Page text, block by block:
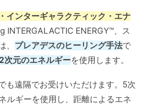
インターギャラクティック・エナ
INTERGALACTIC ENERGY™、ス
、 プレアデスのヒーリング手法で
次元のエネルギーを使用します。
も遠隔でお受けいただけます。5次
ルギーを使用し、距離によるエネ